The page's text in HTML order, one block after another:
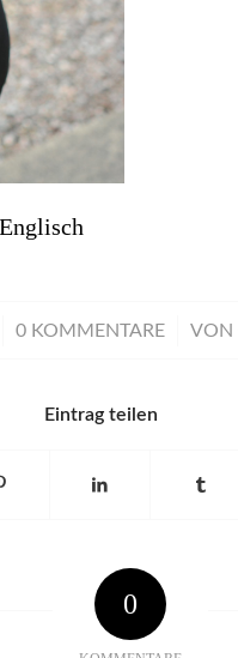
Englisch
0 KOMMENTARE
/ VON
Eintrag teilen
0